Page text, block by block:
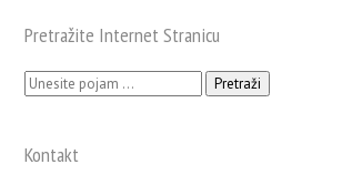
Pretražite Internet Stranicu
Pretraži:
Kontakt